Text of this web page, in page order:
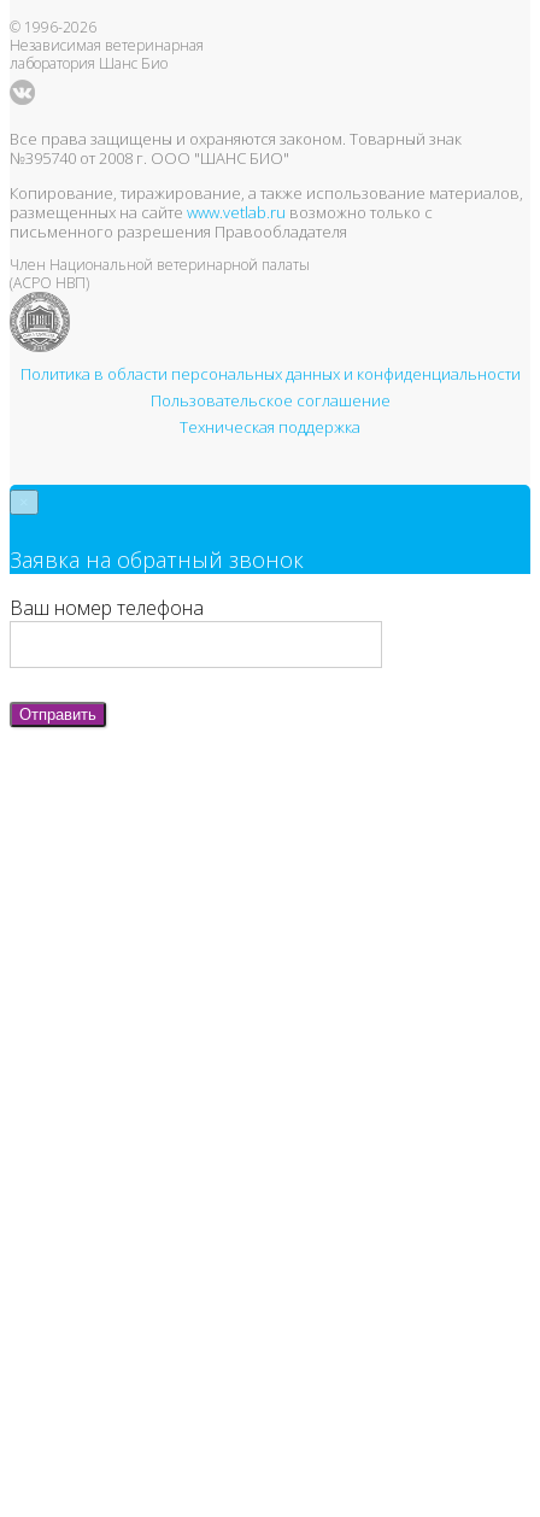
© 1996-2026
Независимая ветеринарная
лаборатория Шанс Био
Все права защищены и охраняются законом. Товарный знак
№395740 от 2008 г. ООО "ШАНС БИО"
Копирование, тиражирование, а также использование материалов,
размещенных на сайте www.vetlab.ru возможно только с
письменного разрешения Правообладателя
Член Национальной ветеринарной палаты
(АСРО НВП)
Политика в области персональных данных и конфиденциальности
Пользовательское соглашение
Техническая поддержка
Заявка на обратный звонок
Ваш номер телефона
Отправить